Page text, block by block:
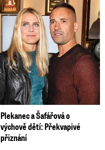
Plekanec a Šafářová o
výchově dětí: Překvapivé
přiznání